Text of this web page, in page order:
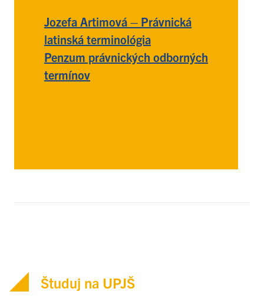
Jozefa Artimová – Právnická
latinská terminológia
Penzum právnických odborných
termínov
Študuj na UPJŠ